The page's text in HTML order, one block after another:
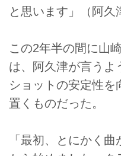
と思います」（阿久
この2年半の間に山
は、阿久津が言うよ
ショットの安定性を
置くものだった。
「最初、とにかく